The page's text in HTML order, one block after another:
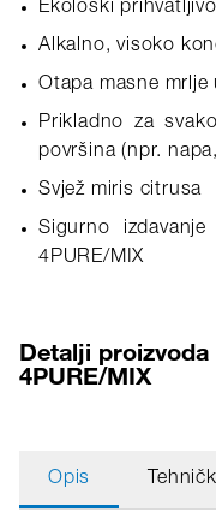
Ekološki
Alkalno, visoko
Otapa masne
Prikladno za
površina (npr.
Svjež miris citrusa
Sigurno
4PURE/MIX
Detalji proizvoda
4PURE/MIX
Opis